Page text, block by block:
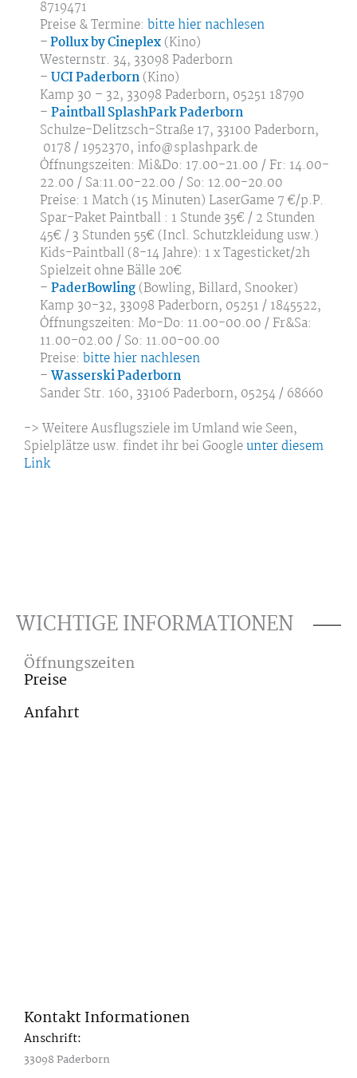
8719471
Preise & Termine: bitte hier nachlesen
–Pollux by Cineplex (Kino)
Westernstr. 34, 33098 Paderborn
– UCI Paderborn (Kino)
Kamp 30 – 32, 33098 Paderborn, 05251 18790
– Paintball SplashPark Paderborn
Schulze-Delitzsch-Straße 17, 33100 Paderborn,
0178 / 1952370, info@splashpark.de
Öffnungszeiten: Mi&Do: 17.00-21.00 / Fr: 14.00-
22.00 / Sa:11.00-22.00 / So: 12.00-20.00
Preise: 1 Match (15 Minuten) LaserGame 7 €/p.P.
Spar-Paket Paintball : 1 Stunde 35€ / 2 Stunden
45€ / 3 Stunden 55€ (Incl. Schutzkleidung usw.)
Kids-Paintball (8-14 Jahre): 1 x Tagesticket/2h
Spielzeit ohne Bälle 20€
– PaderBowling (Bowling, Billard, Snooker)
Kamp 30-32, 33098 Paderborn, 05251 / 1845522,
Öffnungszeiten: Mo-Do: 11.00-00.00 / Fr&Sa:
11.00-02.00 / So: 11.00-00.00
Preise: bitte hier nachlesen
– Wasserski Paderborn
Sander Str. 160, 33106 Paderborn, 05254 / 68660
-> Weitere Ausflugsziele im Umland wie Seen,
Spielplätze usw. findet ihr bei Google unter diesem
Link
WICHTIGE INFORMATIONEN
Öffnungszeiten
Preise
Anfahrt
Kontakt Informationen
Anschrift:
33098 Paderborn